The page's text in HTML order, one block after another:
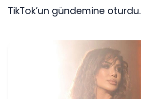
TikTok’un gündemine oturdu.